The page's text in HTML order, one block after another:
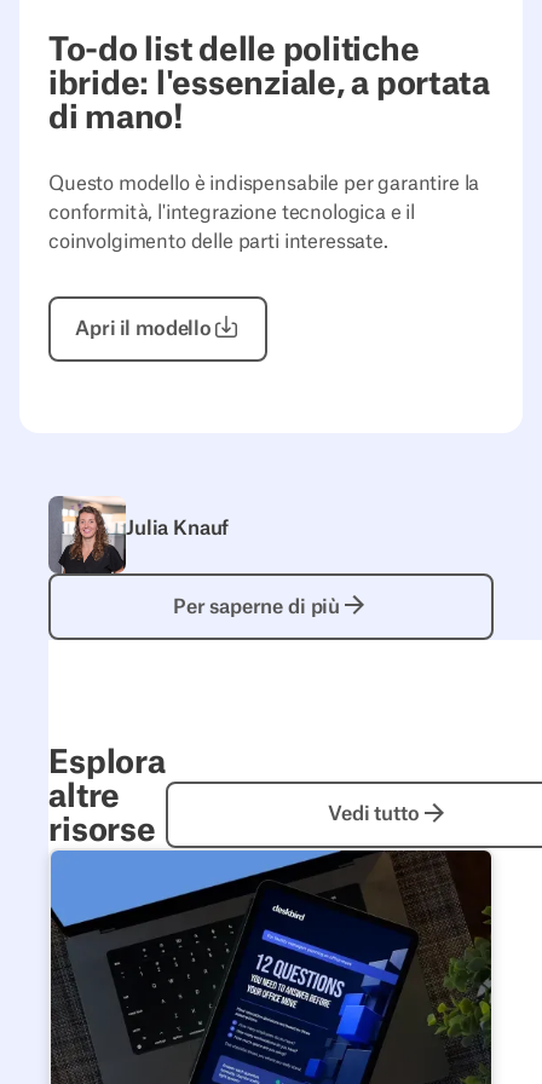
To-do list delle politiche
ibride: l'essenziale, a portata
di mano!
Questo modello è indispensabile per garantire la
conformità, l'integrazione tecnologica e il
coinvolgimento delle parti interessate.
Apri il modello
Julia Knauf
Per saperne di più
Esplora
altre
risorse
Vedi tutto
12 domande a cui rispondere prima del tuo trasloco